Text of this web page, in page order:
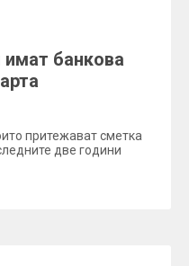
имат банкова
притежават сметка
две години